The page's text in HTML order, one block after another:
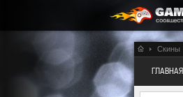
Скины
ГЛАВНАЯ